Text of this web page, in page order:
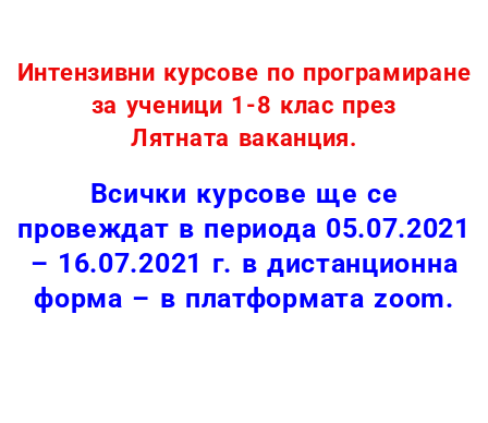
Интензивни курсове по програмиране
за ученици 1-8 клас през
Лятната ваканция.
Всички курсове ще се
провеждат в периода 05.07.2021
– 16.07.2021 г. в дистанционна
форма – в платформата zoom.